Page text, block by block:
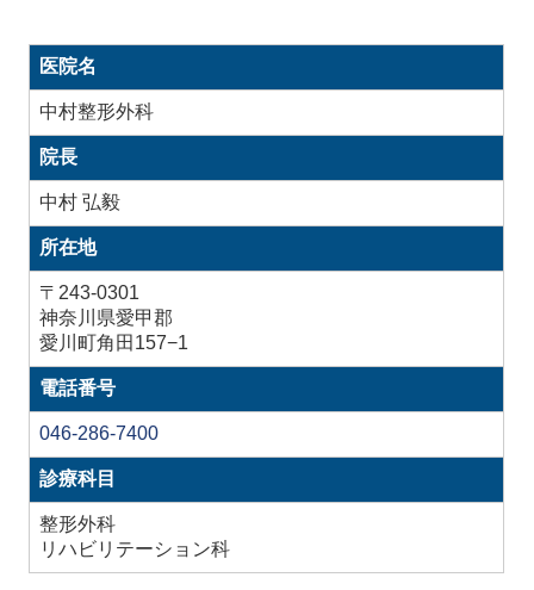
医院名
中村整形外科
院長
中村 弘毅
所在地
〒243-0301
神奈川県愛甲郡
愛川町角田157−1
電話番号
046-286-7400
診療科目
整形外科
リハビリテーション科